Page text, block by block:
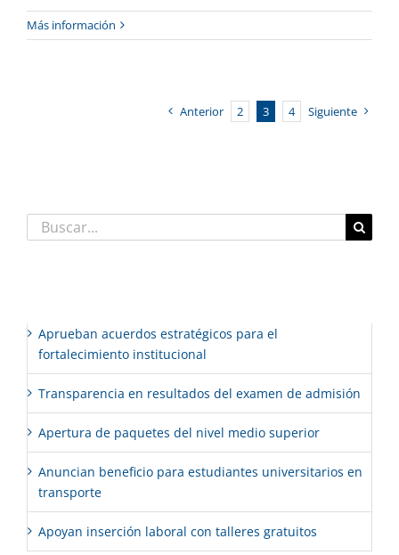
Más información
Anterior 2 3 4 Siguiente
Buscar:
Aprueban acuerdos estratégicos para el
fortalecimiento institucional
Transparencia en resultados del examen de admisión
Apertura de paquetes del nivel medio superior
Anuncian beneficio para estudiantes universitarios en
transporte
Apoyan inserción laboral con talleres gratuitos